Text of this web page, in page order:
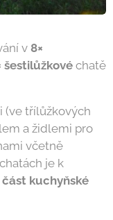
v8×
šestilůžkové chatě
(ve třílůžkových
a židlemi pro
včetně
je k
kuchyňské